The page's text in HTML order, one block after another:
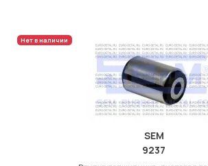
Нет в наличии
SEM
9237